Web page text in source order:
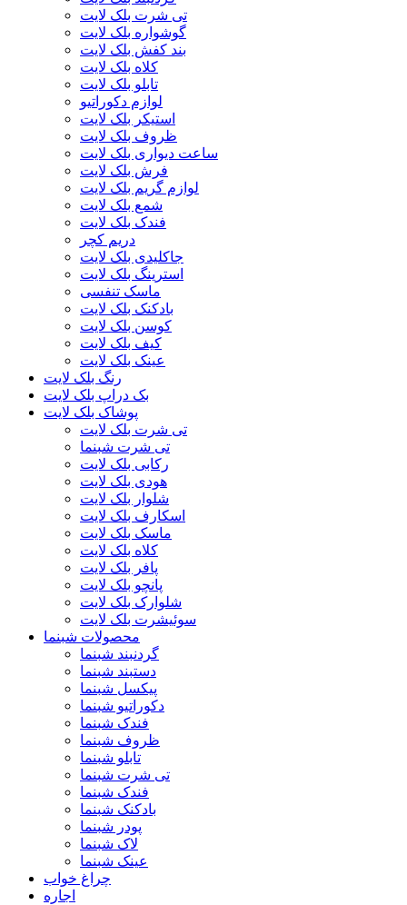
تی شرت بلک لایت
گوشواره بلک لایت
بند کفش بلک لایت
کلاه بلک لایت
تابلو بلک لایت
لوازم دکوراتیو
استیکر بلک لایت
ظروف بلک لایت
ساعت دیواری بلک لایت
فرش بلک لایت
لوازم گریم بلک لایت
شمع بلک لایت
فندک بلک لایت
دریم کچر
جاکلیدی بلک لایت
استرینگ بلک لایت
ماسک تنفسی
بادکنک بلک لایت
کوسن بلک لایت
کیف بلک لایت
عینک بلک لایت
رنگ بلک لایت
بک دراپ بلک لایت
پوشاک بلک لایت
تی شرت بلک لایت
تی شرت شبنما
رکابی بلک لایت
هودی بلک لایت
شلوار بلک لایت
اسکارف بلک لایت
ماسک بلک لایت
کلاه بلک لایت
پافر بلک لایت
پانچو بلک لایت
شلوارک بلک لایت
سوئیشرت بلک لایت
محصولات شبنما
گردنبند شبنما
دستبند شبنما
پیکسل شبنما
دکوراتیو شبنما
فندک شبنما
ظروف شبنما
تابلو شبنما
تی شرت شبنما
فندک شبنما
بادکنک شبنما
پودر شبنما
لاک شبنما
عینک شبنما
چراغ خواب
اجاره